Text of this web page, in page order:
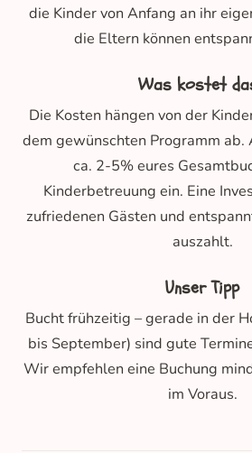
die Kinder von Anfang an ihr
die Eltern können
Was kostet
Die Kosten hängen von der
dem gewünschten Programm
ca. 2-5% eures
Kinderbetreuung ein. Eine
zufriedenen Gästen und
auszahlt.
Unser Tipp
Bucht frühzeitig – gerade in der
bis September) sind gute
Wir empfehlen eine Buchung
im Voraus.